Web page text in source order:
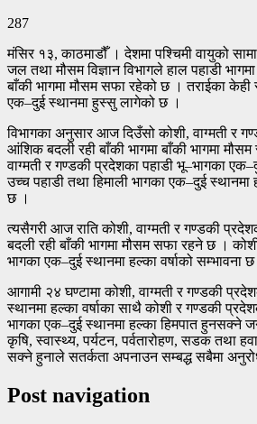
287
मंसिर १३, काठमाडौँ । देशमा पश्चिमी वायुको
जल तथा मौसम विज्ञान विभागले हाल पहाडी
बाँकी भागमा मौसम सफा रहेको छ । तराईका केही
एक–दुई स्थानमा हुस्सु लागेको छ ।
विभागका अनुसार आज दिउँसो कोशी, वाग्मती र
आंशिक बदली रही बाँकी भागमा बाँकी भागमा
वाग्मती र गण्डकी प्रदेशका पहाडी भू–भागका
उच्च पहाडी तथा हिमाली भागका एक–दुई स्थानमा
छ ।
त्यसैगरी आज राति कोशी, वाग्मती र गण्डकी
बदली रही बाँकी भागमा मौसम सफा रहने छ ।
भागका एक–दुई स्थानमा हल्का वर्षाको सम्भावना छ
आगामी २४ घण्टामा कोशी, वाग्मती र गण्डकी
स्थानमा हल्का वर्षाका साथै कोशी र गण्डकी
भागका एक–दुई स्थानमा हल्का हिमपात हुनसक्ने
कृषि, स्वास्थ्य, पर्यटन, पर्वतारोहण, सडक तथा
सक्ने हुनाले सतर्कता अपनाउन सम्बद्ध सबैमा
Post navigation